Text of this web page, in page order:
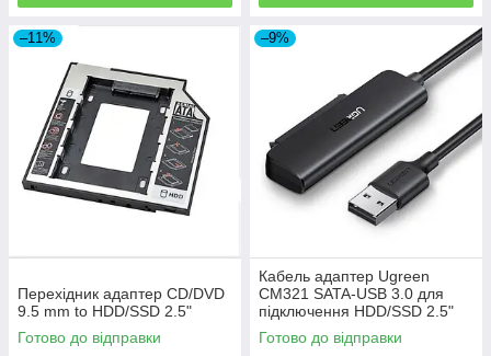
–11%
Перехідник адаптер CD/DVD
9.5 mm to HDD/SSD 2.5"
Готово до відправки
–9%
Кабель адаптер Ugreen
CM321 SATA-USB 3.0 для
підключення HDD/SSD 2.5"
дисків - Black
Готово до відправки